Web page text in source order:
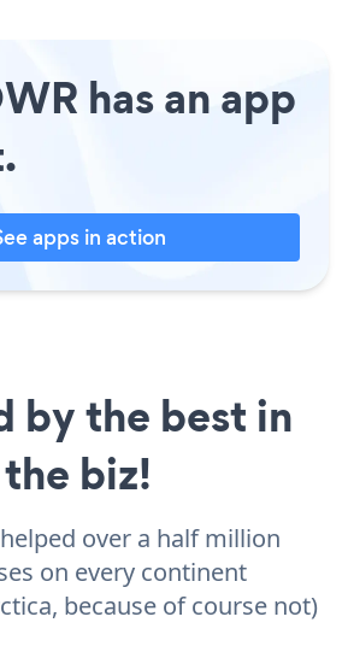
has an app
apps in action
by the best in
the biz!
helped over a half million
on every continent
because of course not)